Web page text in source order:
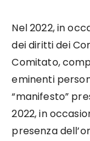
Nel 2022, in
dei diritti dei
Comitato,
eminenti
“manifesto”
2022, in
presenza